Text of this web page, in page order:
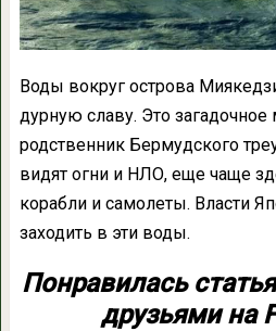
Воды вокруг острова
дурную славу. Это
родственник Бермудского
видят огни и НЛО, еще чаще
корабли и самолеты. Власти
заходить в эти воды.
Понравилась
друзьями на